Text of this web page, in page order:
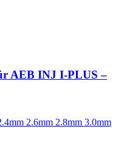
AEB INJ I-PLUS –
2.6mm 2.8mm 3.0mm